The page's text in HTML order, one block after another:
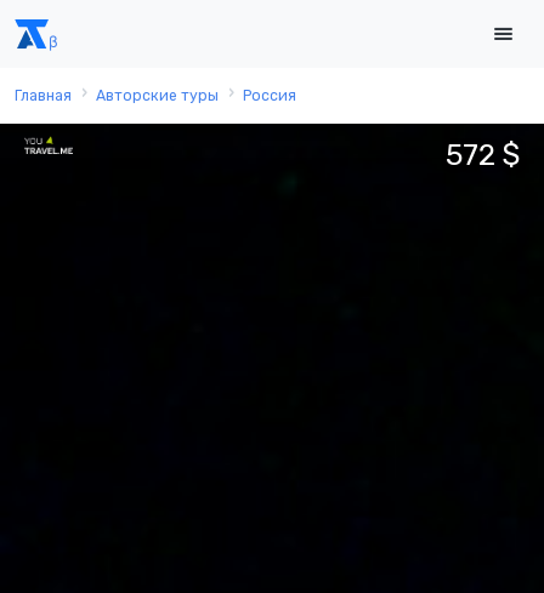
Главная Авторские туры Россия
572 $